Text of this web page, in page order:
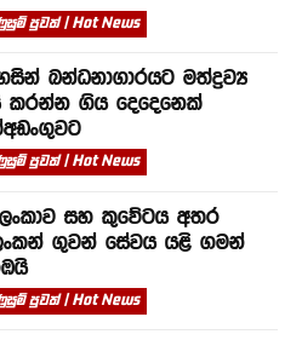
පුවත් | Hot News
බන්ධනාගාරයට මත්ද්‍රව්‍ය
කරන්න ගිය දෙදෙනෙක්
පුවත් | Hot News
ලංකාව සහ කුවේටය අතර
ගුවන් සේවය යළි ගමන්
පුවත් | Hot News